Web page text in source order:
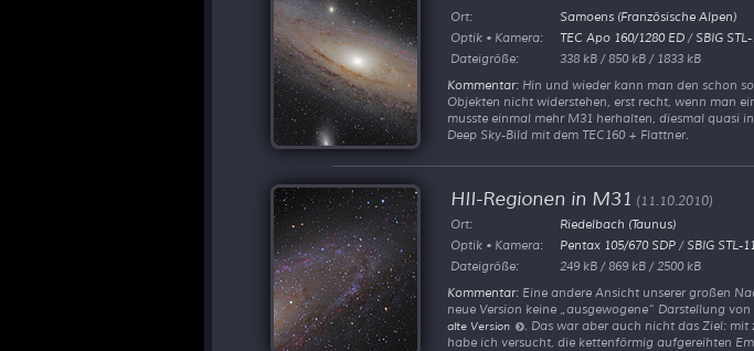
Ort:
Samoens (Französische Alpen)
Optik • Kamera:
TEC Apo 160/1280 ED / SBIG
Dateigröße:
338 kB / 850 kB / 1833 kB
Kommentar: Hin und wieder kann man den schon
Objekten nicht widerstehen, erst recht, wenn man
musste einmal mehr M31 herhalten, diesmal quasi in
Deep Sky-Bild mit dem TEC160 + Flattner.
HII-Regionen in M31 (11.10.2010)
Ort:
Riedelbach (Taunus)
Optik • Kamera:
Pentax 105/670 SDP / SBIG STL-
Dateigröße:
249 kB / 869 kB / 2500 kB
Kommentar: Eine andere Ansicht unserer großen
neue Version keine
ausgewogene Darstellung
alte Version
. Das war aber auch nicht das Ziel:
habe ich versucht, die kettenförmig aufgereihten